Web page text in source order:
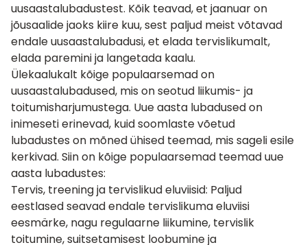
uusaastalubadustest. Kõik teavad, et jaanuar on
jõusaalide jaoks kiire kuu, sest paljud meist võtavad
endale uusaastalubadusi, et elada tervislikumalt,
elada paremini ja langetada kaalu.
Ülekaalukalt kõige populaarsemad on
uusaastalubadused, mis on seotud liikumis- ja
toitumisharjumustega. Uue aasta lubadused on
inimeseti erinevad, kuid soomlaste võetud
lubadustes on mõned ühised teemad, mis sageli esile
kerkivad. Siin on kõige populaarsemad teemad uue
aasta lubadustes:
Tervis, treening ja tervislikud eluviisid: Paljud
eestlased seavad endale tervislikuma eluviisi
eesmärke, nagu regulaarne liikumine, tervislik
toitumine, suitsetamisest loobumine ja